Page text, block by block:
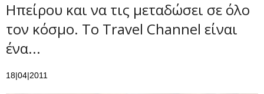
Ηπείρου και να τις μεταδώσει σε όλο
τον κόσμο. Το Travel Channel είναι
ένα...
18|04|2011